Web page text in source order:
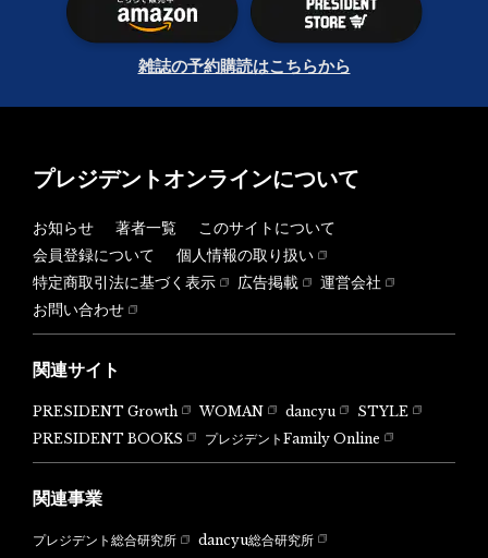
雑誌の予約購読はこちらから
プレジデントオンラインについて
お知らせ 著者一覧
このサイトについて
会員登録について
個人情報の取り扱い
特定商取引法に基づく表示
広告掲載
運営会社
お問い合わせ
関連サイト
PRESIDENT Growth WOMAN dancyu
STYLE
PRESIDENT BOOKS
プレジデントFamily Online
関連事業
プレジデント総合研究所 dancyu総合研究所